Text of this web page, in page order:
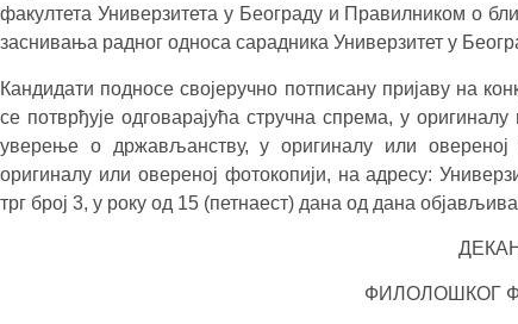
факултета Универзитета у Београду и Правилником о
заснивања радног односа сарадника Универзитет у
Кандидати подносе својеручно потписану пријаву на
се потврђује одговарајућа стручна спрема, у
уверење о држављанству, у оригиналу или
оригиналу или овереној фотокопији, на адресу:
трг број 3, у року од 15 (петнаест) дана од дана
ДЕКАН
ФИЛОЛОШКОГ